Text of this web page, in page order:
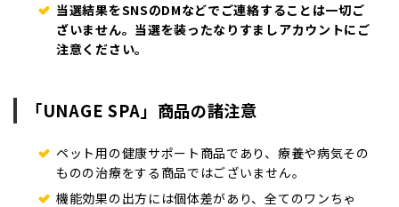
当選結果をSNSのDMなどでご連絡することは一切ご
ざいません。当選を装ったなりすましアカウントにご
注意ください。
「UNAGE SPA」商品の諸注意
ペット用の健康サポート商品であり、療養や病気その
ものの治療をする商品ではございません。
機能効果の出方には個体差があり、全てのワンちゃ